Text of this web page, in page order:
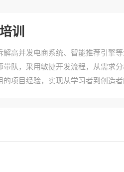
训
高并发电商系统、智能推荐引擎
队，采用敏捷开发流程，从需求
项目经验，实现从学习者到创造者